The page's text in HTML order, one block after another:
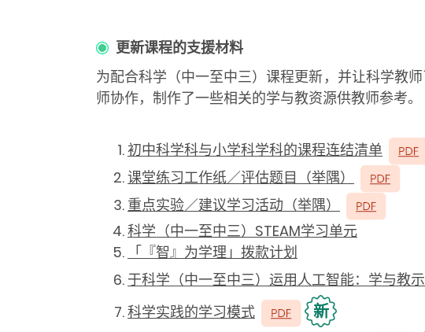
更新课程的支援材料
为配合科学（中一至中三）课程更新，并让科学教
师协作，制作了一些相关的学与教资源供教师参考。
初中科学科与小学科学科的课程连结清单
课堂练习工作纸／评估题目（举隅）
重点实验／建议学习活动（举隅）
科学（中一至中三）STEAM学习单元
「『智』为学理」拨款计划
于科学（中一至中三）运用人工智能：学与教
科学实践的学习模式 新